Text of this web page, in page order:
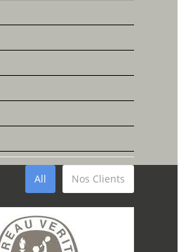
All Nos Clients